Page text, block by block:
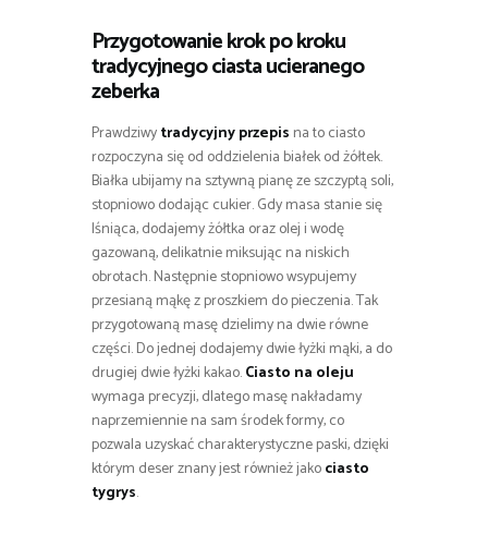
Przygotowanie krok po kroku
tradycyjnego ciasta ucieranego
zeberka
Prawdziwytradycyjny przepis na to ciasto
rozpoczyna się od oddzielenia białek od żółtek.
Białka ubijamy na sztywną pianę ze szczyptą soli,
stopniowo dodając cukier. Gdy masa stanie się
lśniąca, dodajemy żółtka oraz olej i wodę
gazowaną, delikatnie miksując na niskich
obrotach. Następnie stopniowo wsypujemy
przesianą mąkę z proszkiem do pieczenia. Tak
przygotowaną masę dzielimy na dwie równe
części. Do jednej dodajemy dwie łyżki mąki, a do
drugiej dwie łyżki kakao.Ciasto na oleju
wymaga precyzji, dlatego masę nakładamy
naprzemiennie na sam środek formy, co
pozwala uzyskać charakterystyczne paski, dzięki
którym deser znany jest również jakociasto
tygrys.